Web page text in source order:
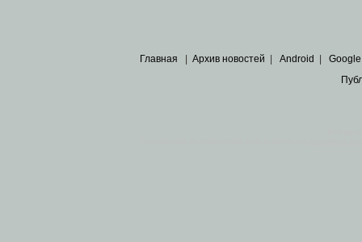
Главная Архив новостей Android Google